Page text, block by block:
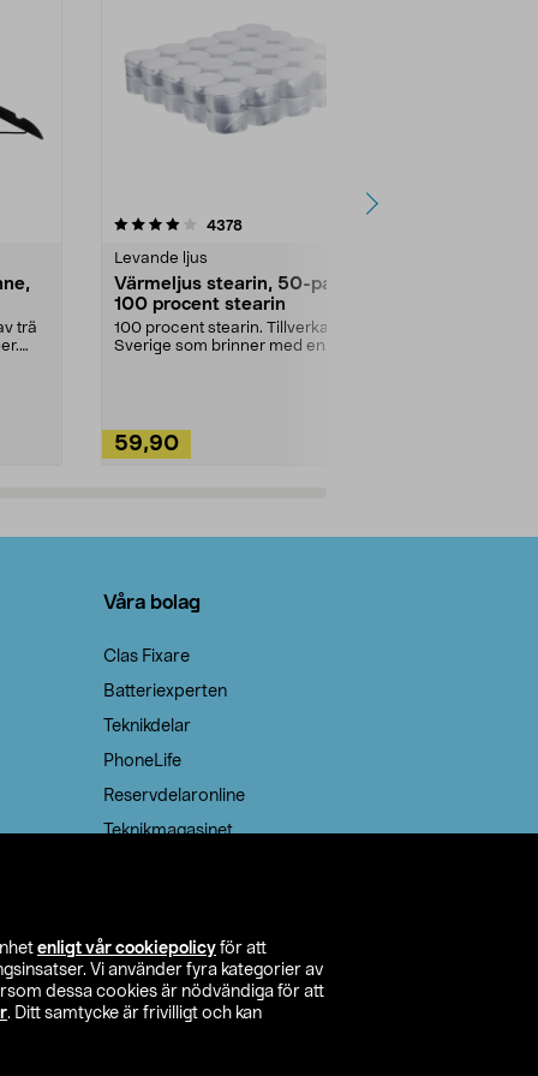
enligt vår cookiepolicy för att
Vi använder fyra kategorier av
dessa cookies är nödvändiga för att
. Ditt samtycke är frivilligt och kan
trä
4378recensioner
Levande ljus
Värmeljus stearin, 50-pack,
100 procent stearin
100 procent stearin. Tillverkade i
Sverige som brinner med en
59,90
4.5av 5 stjärnor
Våra bolag
Clas Fixare
Batteriexperten
Teknikdelar
PhoneLife
Reservdelaronline
Teknikmagasinet